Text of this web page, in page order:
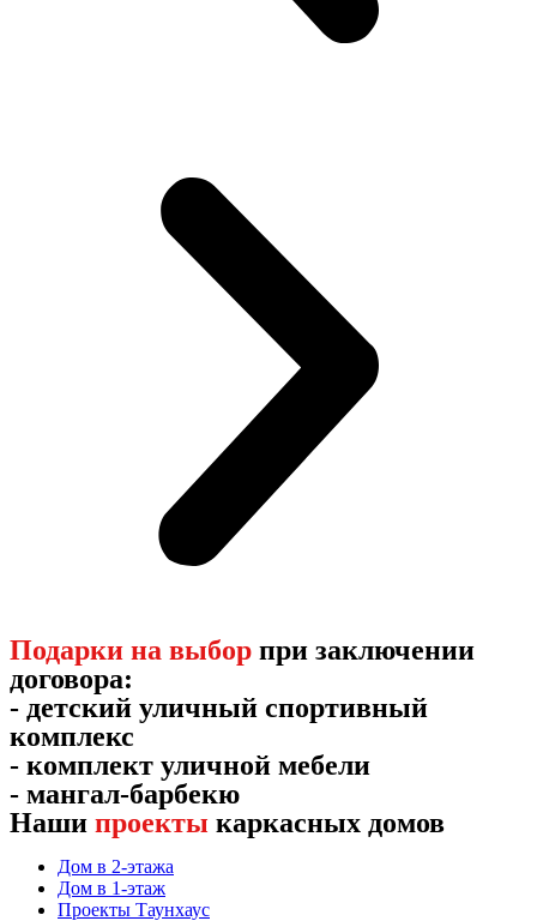
Подарки на выбор при заключении
договора:
- детский уличный спортивный
комплекс
- комплект уличной мебели
- мангал-барбекю
Наши проекты каркасных домов
Дом в 2-этажа
Дом в 1-этаж
Проекты Таунхаус